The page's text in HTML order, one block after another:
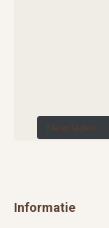
Meer laden...
Informatie